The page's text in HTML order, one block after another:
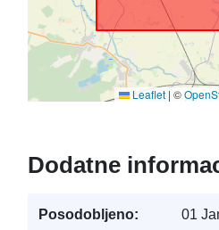
Leaflet | ©
Dodatne
Posodobljeno: 01